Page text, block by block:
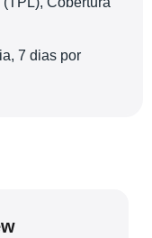
7 dias por